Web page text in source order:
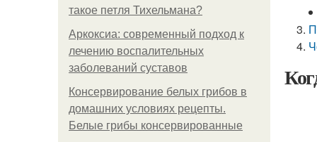
такое петля Тихельмана?
Аркоксиа: современный подход к
лечению воспалительных
заболеваний суставов
Консервирование белых грибов в
домашних условиях рецепты.
Белые грибы консервированные